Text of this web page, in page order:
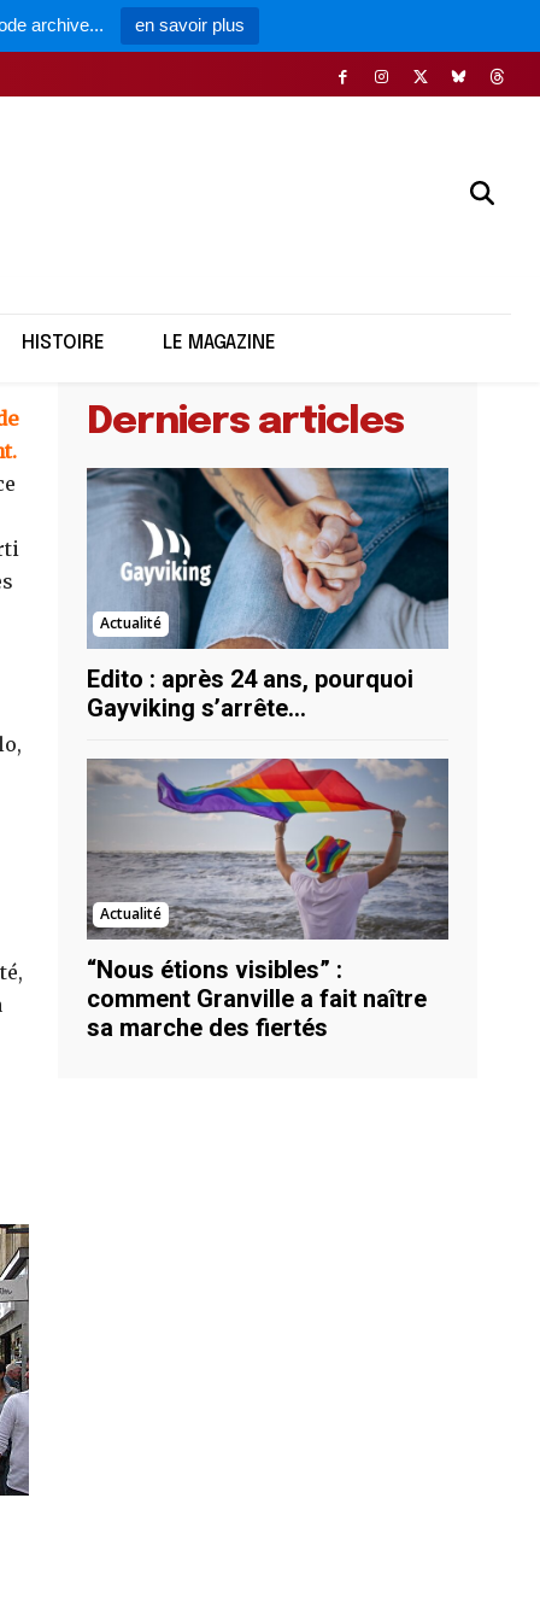
archive... en savoir plus
HISTOIRE LE MAGAZINE
!
Derniers articles
Actualité
Edito : après 24 ans, pourquoi
Gayviking s’arrête…
Actualité
“Nous étions visibles” :
comment Granville a fait naître
sa marche des fiertés